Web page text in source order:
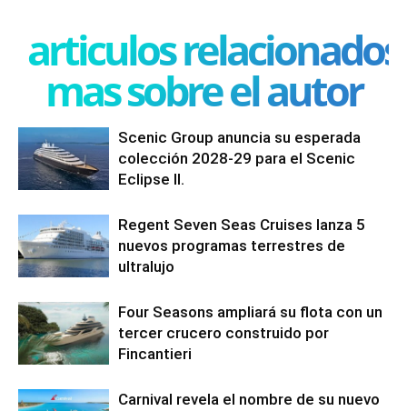
articulos relacionados
mas sobre el autor
Scenic Group anuncia su esperada
colección 2028-29 para el Scenic
Eclipse II.
Regent Seven Seas Cruises lanza 5
nuevos programas terrestres de
ultralujo
Four Seasons ampliará su flota con un
tercer crucero construido por
Fincantieri
Carnival revela el nombre de su nuevo